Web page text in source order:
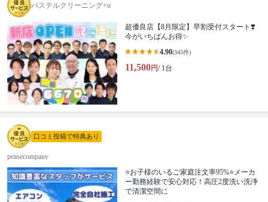
パステルクリーニング+α
超優良店【8月限定】早割受付スタート❣️
今がいちばんお得✨
4.90(345件)
11,500円/ 1台
口コミ投稿で特典あり
peasecompany
⭐️お子様のいるご家庭注文率95%⭐️メーカ
ー勤務経験で安心対応！高圧2度洗い洗浄
で清潔空間に